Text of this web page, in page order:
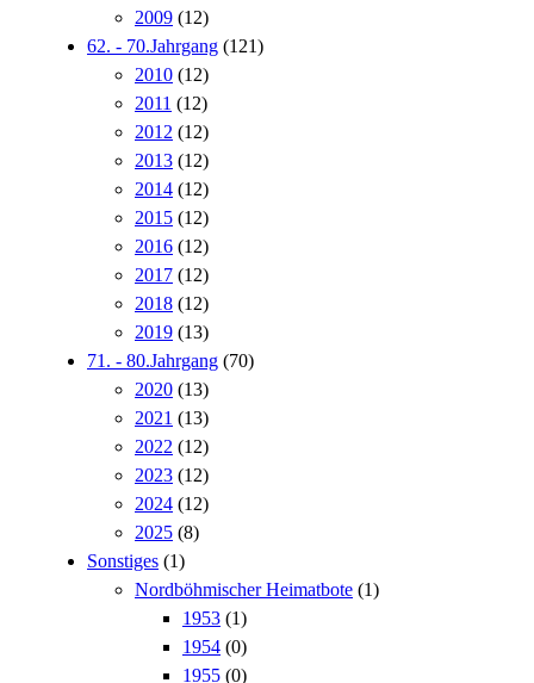
2009 (12)
62. - 70.Jahrgang (121)
2010 (12)
2011 (12)
2012 (12)
2013 (12)
2014 (12)
2015 (12)
2016 (12)
2017 (12)
2018 (12)
2019 (13)
71. - 80.Jahrgang (70)
2020 (13)
2021 (13)
2022 (12)
2023 (12)
2024 (12)
2025 (8)
Sonstiges (1)
Nordböhmischer Heimatbote (1)
1953 (1)
1954 (0)
1955 (0)